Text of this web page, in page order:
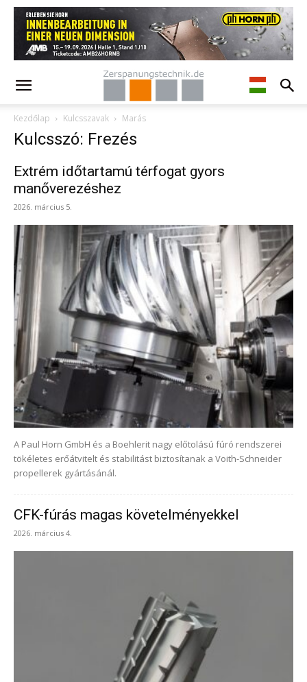
Kezdőlap Kulcsszavak Marás
Kulcsszó: Frezés
Extrém időtartamú térfogat gyors
manőverezéshez
2026. március 5.
A Paul Horn GmbH és a Boehlerit nagy előtolású fúró rendszerei
tökéletes erőátvitelt és stabilitást biztosítanak a Voith-Schneider
propellerek gyártásánál.
CFK-fúrás magas követelményekkel
2026. március 4.